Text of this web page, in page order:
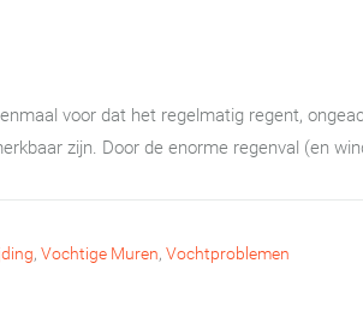
voor dat het regelmatig regent,
zijn. Door de enorme regenval (en
, Vochtige Muren, Vochtproblemen